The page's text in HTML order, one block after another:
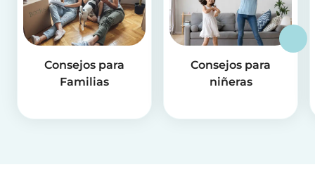
Consejos para
Familias
Consejos para
niñeras